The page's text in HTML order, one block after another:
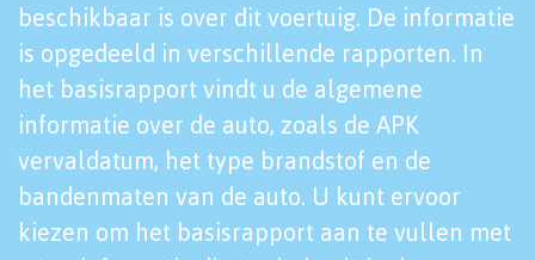
beschikbaar is over dit voertuig. De informatie
is opgedeeld in verschillende rapporten. In
het basisrapport vindt u de algemene
informatie over de auto, zoals de APK
vervaldatum, het type brandstof en de
bandenmaten van de auto. U kunt ervoor
kiezen om het basisrapport aan te vullen met